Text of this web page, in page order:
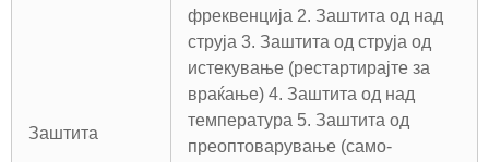
Заштита
фреквенција 2. Заштита од над
струја 3. Заштита од струја од
истекување (рестартирајте за
враќање) 4. Заштита од над
температура 5. Заштита од
преоптоварување (само-